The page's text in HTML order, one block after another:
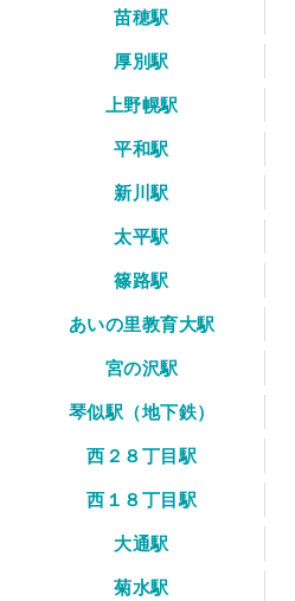
苗穂駅
厚別駅
上野幌駅
平和駅
新川駅
太平駅
篠路駅
あいの里教育大駅
宮の沢駅
琴似駅（地下鉄）
西２８丁目駅
西１８丁目駅
大通駅
菊水駅